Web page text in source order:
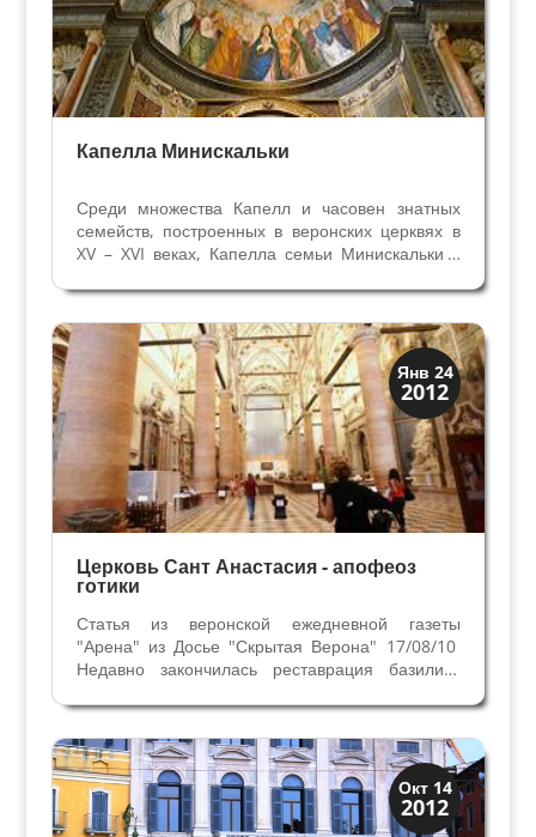
Капелла Минискальки
Среди множества Капелл и часовен знатных
семейств, построенных в веронских церквях в
XV – XVI веках, Капелла семьи Минискальки в
грандиозной архитектурой, скульптурой и
декоративными мраморными украшениями.
Четвёртый алтарь...
Янв 24
2012
Архитектура
Искусство
Церковь Сант Анастасия - апофеоз
готики
Статья из веронской ежедневной газеты
"Арена" из Досье "Скрытая Верона" 17/08/10
Недавно закончилась реставрация базилики
великолепие одной из самых красивых церквей
города. Реставрационные работы выявили
необыкновенную элегантность...
Окт 14
2012
Верона
Экскурсии